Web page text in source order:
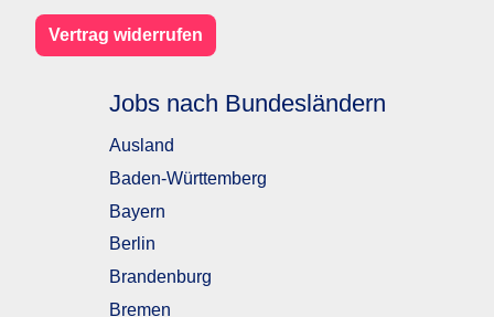
Vertrag widerrufen
Jobs nach Bundesländern
Ausland
Baden-Württemberg
Bayern
Berlin
Brandenburg
Bremen